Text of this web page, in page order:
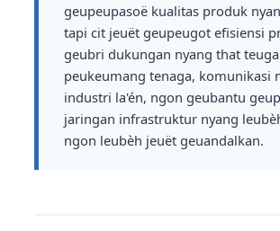
geupeupasoë kualitas produk
tapi cit jeuët geupeugot efisiensi
geubri dukungan nyang that
peukeumang tenaga, komunikasi
industri la'én, ngon geubantu
jaringan infrastruktur nyang
ngon leubèh jeuët geuandalkan.